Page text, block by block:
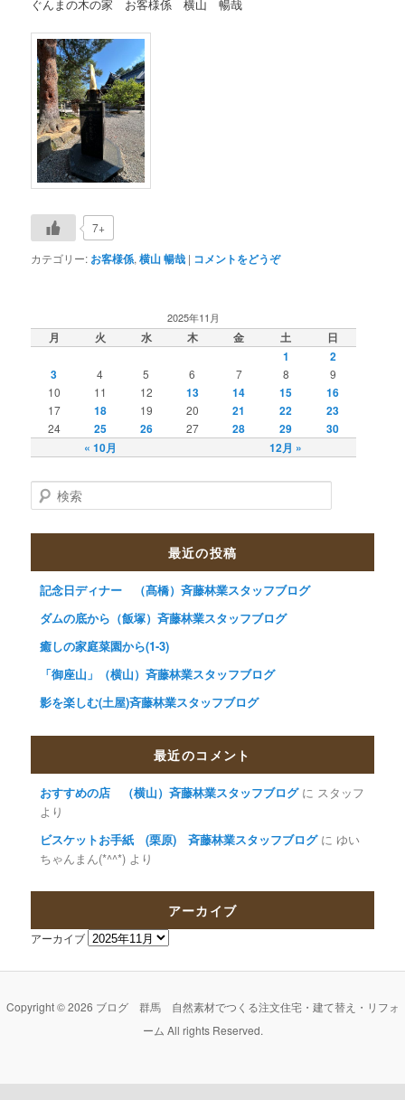
ぐんまの木の家 お客様係 横山 暢哉
7+
カテゴリー: お客様係,横山 暢哉 | コメントをどうぞ
2025年11月
月 火 水 木 金 土 日
« 10月 12月 »
1
2
3
4 5 6 7 8
9
10
11 12 13 14 15 16
17 18 19 20 21 22 23
24 25 26 27 28 29 30
検索
最近の投稿
記念日ディナー （髙橋）斉藤林業スタッフブログ
ダムの底から（飯塚）斉藤林業スタッフブログ
癒しの家庭菜園から(1-3)
「御座山」（横山）斉藤林業スタッフブログ
影を楽しむ(土屋)斉藤林業スタッフブログ
最近のコメント
おすすめの店 （横山）斉藤林業スタッフブログに スタッフ
より
ビスケットお手紙 (栗原) 斉藤林業スタッフブログに ゆい
ちゃんまん(*^^*) より
アーカイブ
アーカイブ
Copyright © 2026 ブログ 群馬 自然素材でつくる注文住宅・建て替え・リフォ
ーム All rights Reserved.